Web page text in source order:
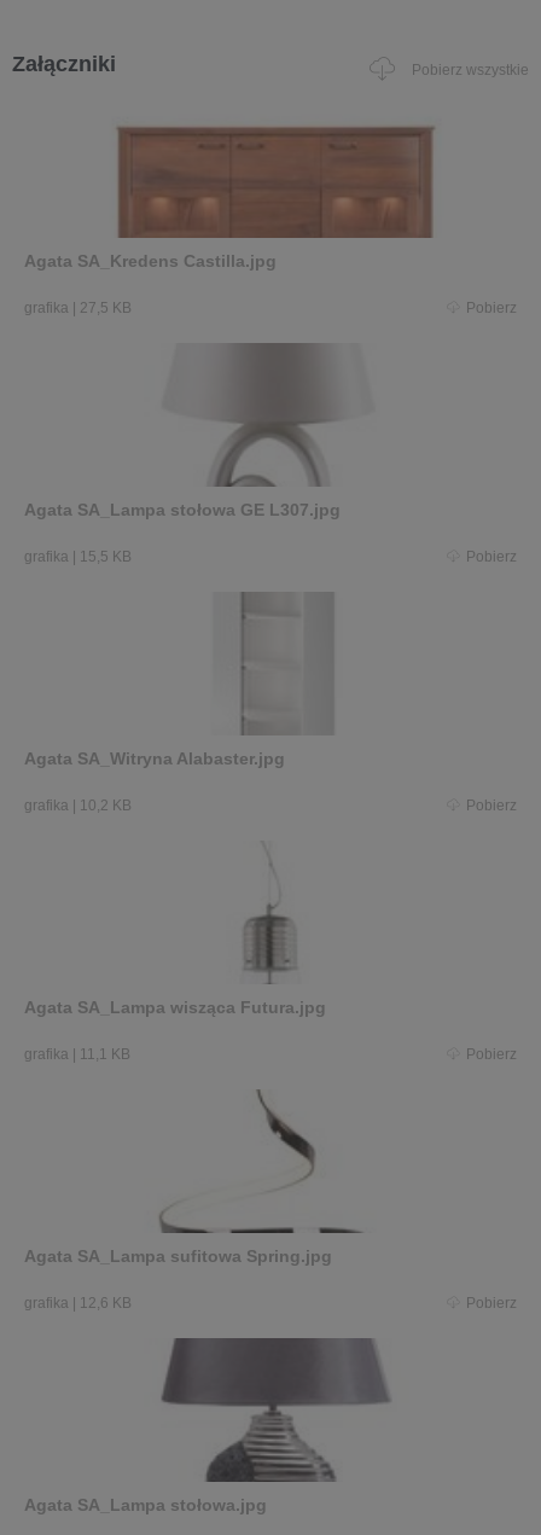
Załączniki Pobierz wszystkie
Agata SA_Kredens Castilla.jpg
grafika 27,5 KB Pobierz
Agata SA_Lampa stołowa GE L307.jpg
grafika 15,5 KB Pobierz
Agata SA_Witryna Alabaster.jpg
grafika 10,2 KB Pobierz
Agata SA_Lampa wisząca Futura.jpg
grafika 11,1 KB Pobierz
Agata SA_Lampa sufitowa Spring.jpg
grafika 12,6 KB Pobierz
Agata SA_Lampa stołowa.jpg